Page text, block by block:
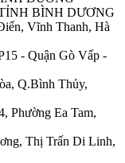
BÌNH DƯƠNG
Vĩnh Thanh, Hà
- Quận Gò Vấp -
Q.Bình Thủy,
Phường Ea Tam,
Thị Trấn Di Linh,